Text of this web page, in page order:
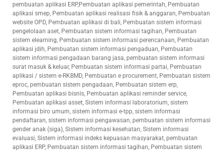
pembuatan aplikasi ERP,Pembuatan aplikasi pemerintah, Pembuatan
aplikasi smep, Pembuatan aplikasi realisasi fisik & anggaran, Pembuatan
website OPD, Pembuatan aplikasi di bali, Pembuatan sistem informasi
pengelolaan aset, Pembuatan sistem informasi tagihan, Pembuatan
sistem elearning, Pembuatan sistem informasi perencanaan, Pembuatan
aplikasi jdih, Pembuatan sistem informasi pengaduan, Pembuatan
sistem informasi pengadaan barang jasa, pembuatan sistem informasi
surat masuk & keluar, Pembuatan sistem informasi partai, Pembuatan
aplikasi / sistem e-RKBMD, Pembuatan e procurement, Pembuatan sistem
eproc, pembuatan sistem pengadaan, Pembuatan sistem erp,
Pembuatan aplikasi bisnis, Pembuatan aplikasi reminder service,
Pembuatan aplikasi asset, Sistem informasi laboratorium, sistem
informasi biro umum, sistem informasi e-tpp, sistem informasi
pendaftaran, sistem informasi pengawasan, pembuatan sistem informasi
gender anak (siga), Sistem informasi kesehatan, Sistem informasi
evaluasi, Sistem informasi indeks kepuasan masyarakat, pembuatan
aplikasi ERP, Pembuatan sistem informasi tagihan, Pembuatan sistem